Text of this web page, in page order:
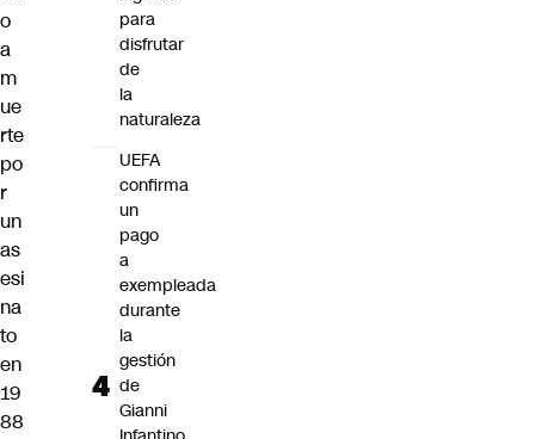
o
a
m
ue
rte
po
r
un
as
esi
na
to
en
19
88
para
disfrutar
de
la
naturaleza
UEFA
confirma
un
pago
a
exempleada
durante
la
gestión
de
Gianni